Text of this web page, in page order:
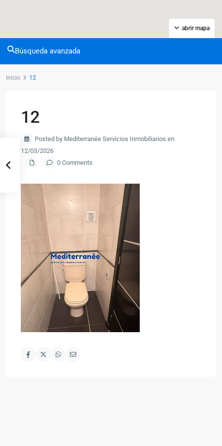
abrir mapa
Búsqueda avanzada
Inicio 12
12
Posted by Mediterranée Servicios Inmobiliarios en
12/03/2026
0 Comments